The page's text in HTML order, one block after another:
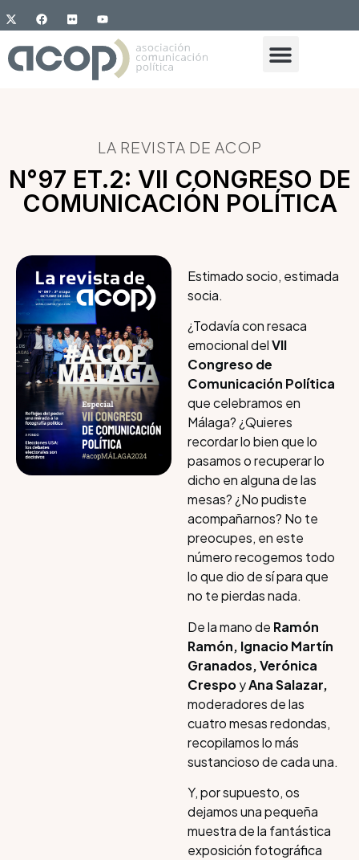
LA REVISTA DE ACOP
N°97 ET.2: VII CONGRESO DE
COMUNICACIÓN POLÍTICA
Estimado socio, estimada
socia.
¿Todavía con resaca
emocional delVII
Congreso de
Comunicación Política
que celebramos en
Málaga? ¿Quieres
recordar lo bien que lo
pasamos o recuperar lo
dicho en alguna de las
mesas? ¿No pudiste
acompañarnos? No te
preocupes, en este
número recogemos todo
lo que dio de sí para que
no te pierdas nada.
De la mano de Ramón
Ramón, Ignacio Martín
Granados,Verónica
CrespoyAna Salazar,
moderadores de las
cuatro mesas redondas,
recopilamos lo más
sustancioso de cada una.
Y, por supuesto, os
dejamos una pequeña
muestra de la fantástica
exposición fotográfica